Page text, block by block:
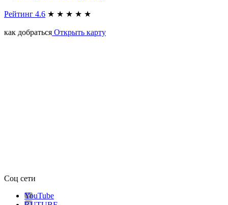
Рейтинг 4.6 ★ ★ ★ ★ ★
как добраться Открыть карту
Соц сети
YouTube